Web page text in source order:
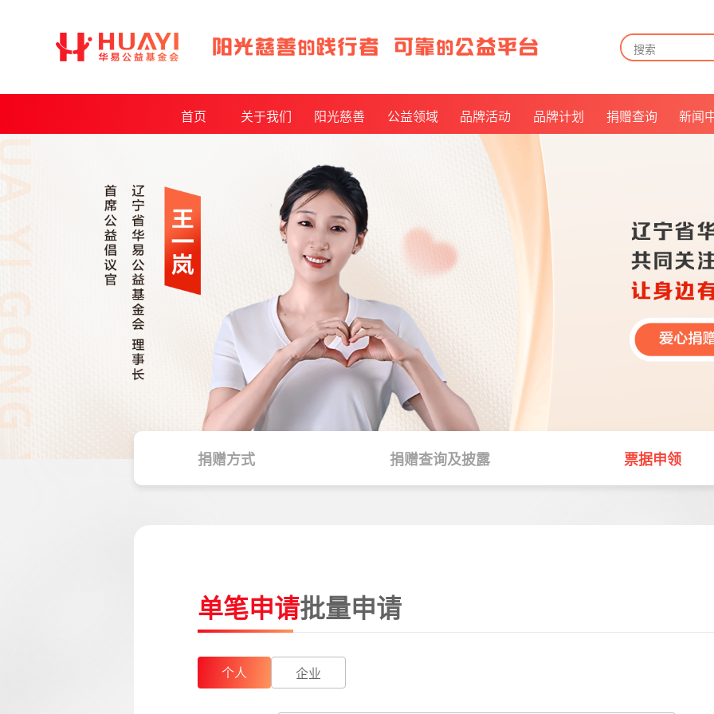
首页 关于我们
发起人介绍
理事会及监事会
基金会章程制度
资质证书
阳光慈善
月度报告
审计报告
公开采购及招募
公益领域
救病助医
美好社区
乡村振兴
公益倡导
赋能发展
生态环保
应急救灾
社区基金
品牌活动 品牌计划
月来越有爱
公益倡议官
我是华易人
捐赠查询
抵扣说明
新闻
捐赠方式 捐赠查询及披露 票据申领
单笔申请批量申请
个人 企业